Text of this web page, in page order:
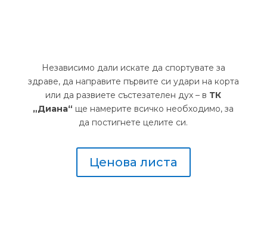
Независимо дали искате да спортувате за
здраве, да направите първите си удари на корта
или да развиете състезателен дух – в ТК
„Диана“ ще намерите всичко необходимо, за
да постигнете целите си.
Ценова листа